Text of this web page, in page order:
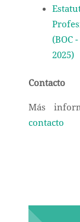
(BOC
2025)
Contacto
Más
contacto